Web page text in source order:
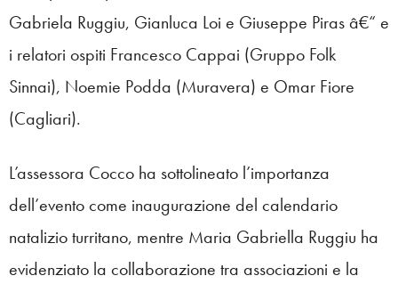
Gabriela Ruggiu, Gianluca Loi e Giuseppe Piras â€“ e
i relatori ospiti Francesco Cappai (Gruppo Folk
Sinnai), Noemie Podda (Muravera) e Omar Fiore
(Cagliari).
L’assessora Cocco ha sottolineato l’importanza
dell’evento come inaugurazione del calendario
natalizio turritano, mentre Maria Gabriella Ruggiu ha
evidenziato la collaborazione tra associazioni e la